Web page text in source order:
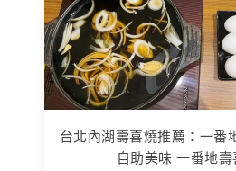
台北內湖壽喜燒推薦：一番
自助美味 一番地